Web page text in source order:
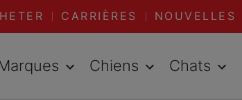
CARRIÈRES NOUVELLES
Chiens Chats